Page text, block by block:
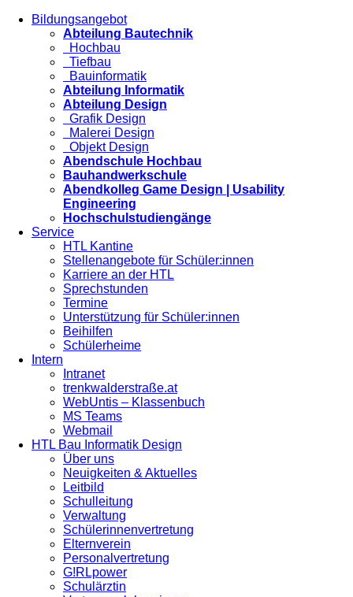
Bildungsangebot
Abteilung Bautechnik
Hochbau
Tiefbau
Bauinformatik
Abteilung Informatik
Abteilung Design
Grafik Design
Malerei Design
Objekt Design
Abendschule Hochbau
Bauhandwerkschule
Abendkolleg Game Design | Usability
Engineering
Hochschulstudiengänge
Service
HTL Kantine
Stellenangebote für Schüler:innen
Karriere an der HTL
Sprechstunden
Termine
Unterstützung für Schüler:innen
Beihilfen
Schülerheime
Intern
Intranet
trenkwalderstraße.at
WebUntis – Klassenbuch
MS Teams
Webmail
HTL Bau Informatik Design
Über uns
Neuigkeiten & Aktuelles
Leitbild
Schulleitung
Verwaltung
Schülerinnenvertretung
Elternverein
Personalvertretung
G!RLpower
Schulärztin